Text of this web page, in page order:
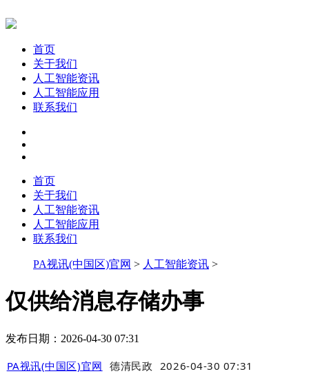
首页
关于我们
人工智能资讯
人工智能应用
联系我们
首页
关于我们
人工智能资讯
人工智能应用
联系我们
PA视讯(中国区)官网 > 人工智能资讯 >
仅供给消息存储办事
发布日期：2026-04-30 07:31
PA视讯(中国区)官网 德清民政 2026-04-30 07:31